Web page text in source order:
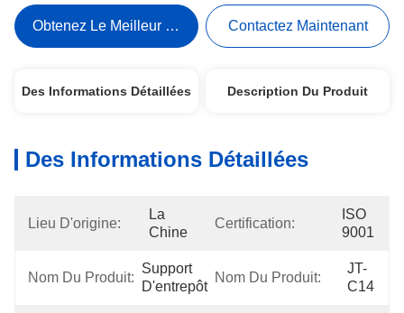
Obtenez Le Meilleur Prix Contactez Maintenant
Des Informations Détaillées Description Du Produit
Des Informations Détaillées
Lieu D'origine:
La
Chine
Certification:
ISO
9001
Nom Du Produit:
Support
D'entrepôt
Nom Du Produit:
JT-
C14